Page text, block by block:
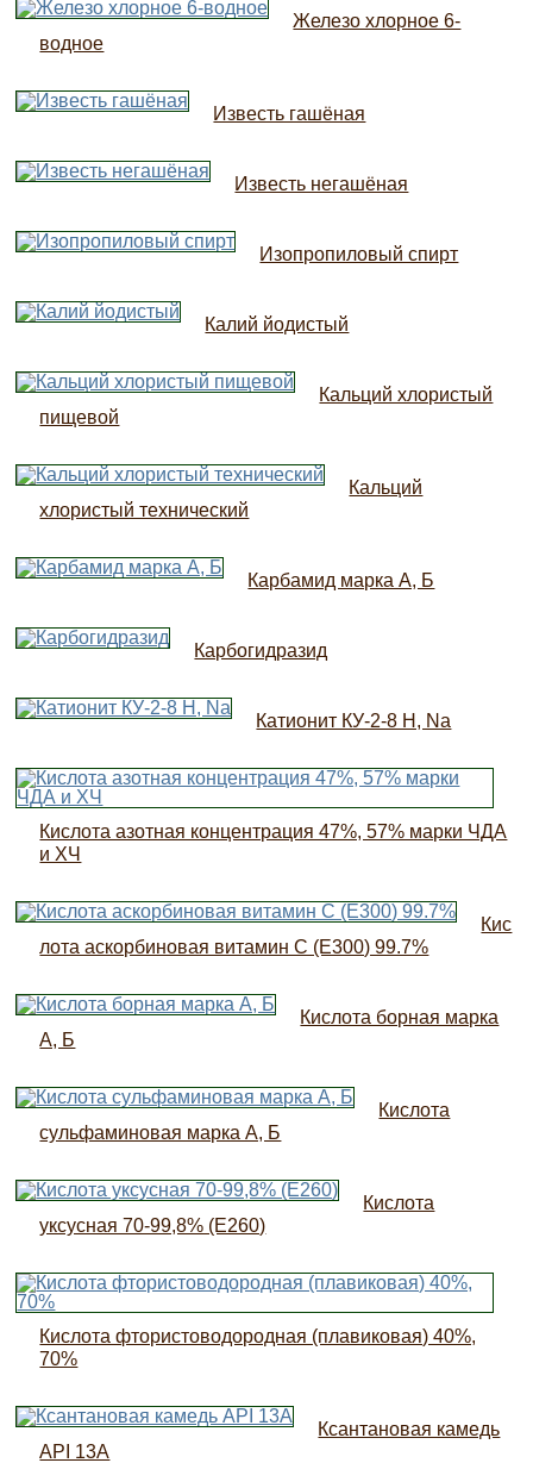
Железо хлорное 6-
водное
Известь гашёная
Известь негашёная
Изопропиловый спирт
Калий йодистый
Кальций хлористый
пищевой
Кальций
хлористый технический
Карбамид марка А, Б
Карбогидразид
Катионит КУ-2-8 H, Na
Кислота азотная концентрация 47%, 57% марки ЧДА
и ХЧ
Кис
лота аскорбиновая витамин C (E300) 99.7%
Кислота борная марка
А, Б
Кислота
сульфаминовая марка А, Б
Кислота
уксусная 70-99,8% (Е260)
Кислота фтористоводородная (плавиковая) 40%,
70%
Ксантановая камедь
API 13A